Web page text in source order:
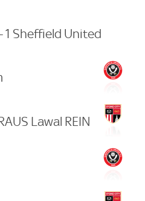
1 Sheffield United
Lawal REIN